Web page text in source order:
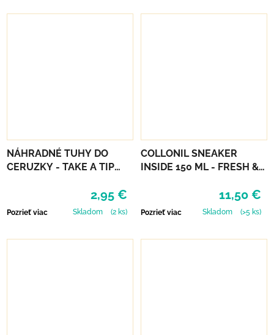
NÁHRADNÉ TUHY DO
CERUZKY - TAKE A TIP
2,95 €
Pozrieť viac Skladom (2 ks)
COLLONIL SNEAKER
INSIDE 150 ML - FRESH &
11,50 €
Pozrieť viac Skladom (>5 ks)